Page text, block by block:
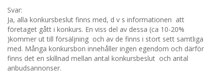
Svar:
Ja, alla konkursbeslut finns med, d v s informationen att
företaget gått i konkurs. En viss del av dessa (ca 10-20%
)kommer ut till försäljning och av de finns i stort sett samtliga
med. Många konkursbon innehåller ingen egendom och därför
finns det en skillnad mellan antal konkursbeslut och antal
anbudsannonser.